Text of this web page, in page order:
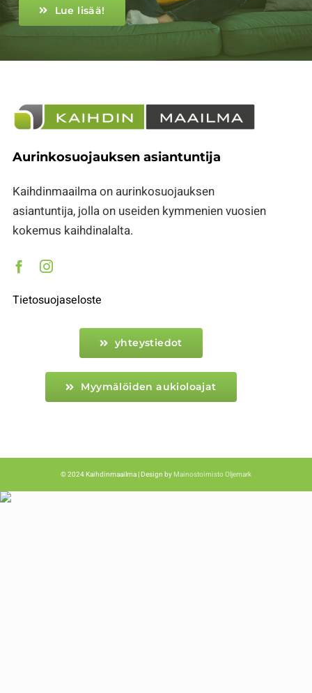
Lue lisää!
Aurinkosuojauksen asiantuntija
Kaihdinmaailma on aurinkosuojauksen
asiantuntija, jolla on useiden kymmenien vuosien
kokemus kaihdinalalta.
Tietosuojaseloste
yhteystiedot
Myymälöiden aukioloajat
© 2024 Kaihdinmaailma | Design by Mainostoimisto Oljemark